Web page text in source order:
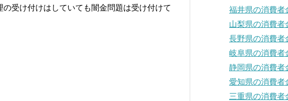
受け付けはしていても闇金問題は受け付けて
福井県の消費者
山梨県の消費者
長野県の消費者
岐阜県の消費者
静岡県の消費者
愛知県の消費者
三重県の消費者